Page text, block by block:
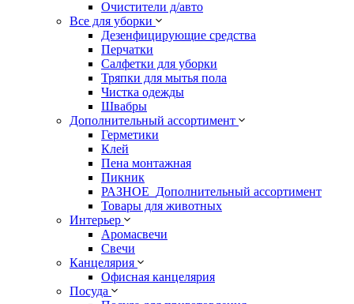
Очистители д/авто
Все для уборки
Дезенфицирующие средства
Перчатки
Салфетки для уборки
Тряпки для мытья пола
Чистка одежды
Швабры
Дополнительный ассортимент
Герметики
Клей
Пена монтажная
Пикник
РАЗНОЕ_Дополнительный ассортимент
Товары для животных
Интерьер
Аромасвечи
Свечи
Канцелярия
Офисная канцелярия
Посуда